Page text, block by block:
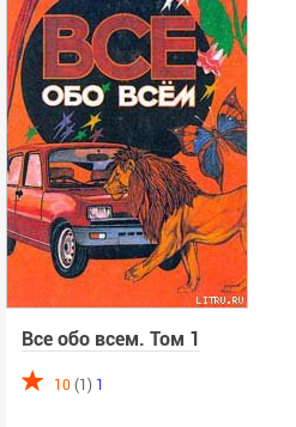
Все обо всем. Том 1
10 (1) 1